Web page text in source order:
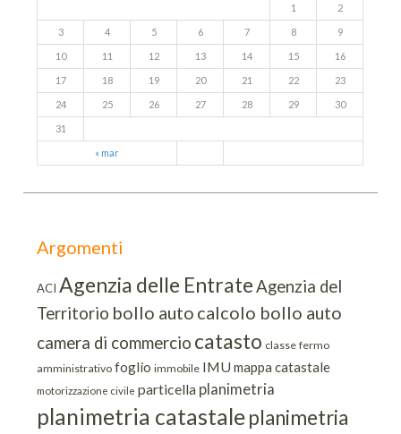
« mar
1 2
3 4 5 6 7 8 9
10 11 12 13 14 15 16
17 18 19 20 21 22 23
24 25 26 27 28 29 30
31
Argomenti
ACI Agenzia delle EntrateAgenzia del
Territorio bollo auto calcolo bollo auto
camera di commercio catasto classe fermo
amministrativo foglio immobile IMUmappa catastale
motorizzazione civile particella planimetria
planimetria catastaleplanimetria